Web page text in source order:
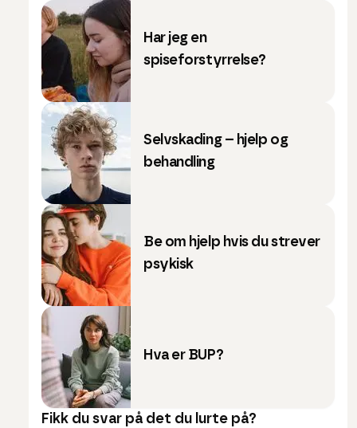
Har jeg en
spiseforstyrrelse?
Selvskading – hjelp og
behandling
Be om hjelp hvis du strever
psykisk
Hva er BUP?
Fikk du svar på det du lurte på?